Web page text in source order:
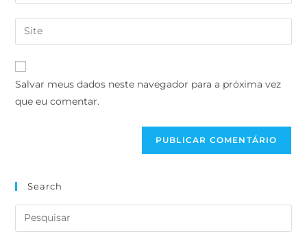
Salvar meus dados neste navegador para a próxima vez
que eu comentar.
Search